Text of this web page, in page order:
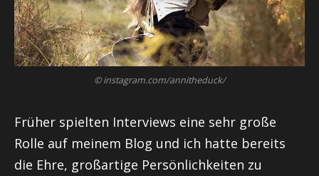
© instagram.com/annitheduck/
Früher spielten Interviews eine sehr große
Rolle auf meinem Blog und ich hatte bereits
die Ehre, großartige Persönlichkeiten zu